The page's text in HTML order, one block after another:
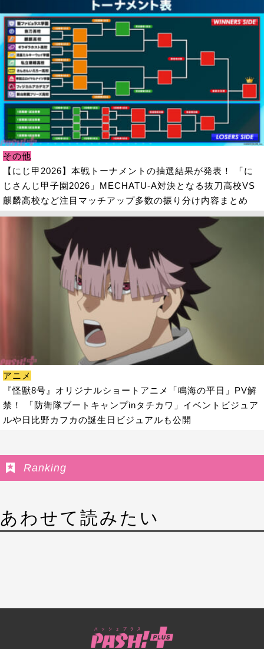
その他
【にじ甲2026】本戦トーナメントの抽選結果が発表！ 「に
じさんじ甲子園2026」MECHATU-A対決となる抜刀高校VS
麒麟高校など注目マッチアップ多数の振り分け内容まとめ
アニメ
『怪獣8号』オリジナルショートアニメ「鳴海の平日」PV解
禁！ 「防衛隊ブートキャンプinタチカワ」イベントビジュア
ルや日比野カフカの誕生日ビジュアルも公開
Ranking
あわせて読みたい